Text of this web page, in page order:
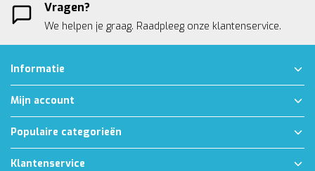
Vragen?
We helpen je graag. Raadpleeg onze klantenservice.
Informatie
Mijn account
Populaire categorieën
Klantenservice